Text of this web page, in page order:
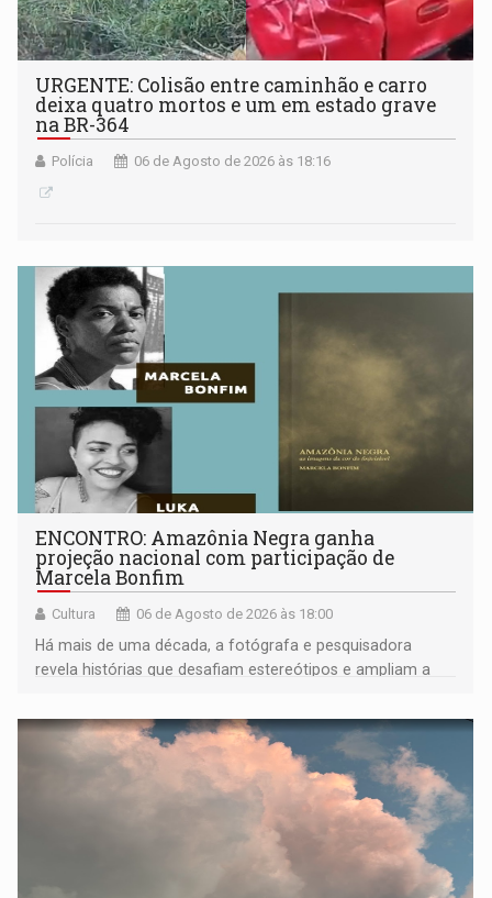
URGENTE: Colisão entre caminhão e carro
deixa quatro mortos e um em estado grave
na BR-364
Polícia 06 de Agosto de 2026 às 18:16
ENCONTRO: Amazônia Negra ganha
projeção nacional com participação de
Marcela Bonfim
Cultura 06 de Agosto de 2026 às 18:00
Há mais de uma década, a fotógrafa e pesquisadora
revela histórias que desafiam estereótipos e ampliam a
negras